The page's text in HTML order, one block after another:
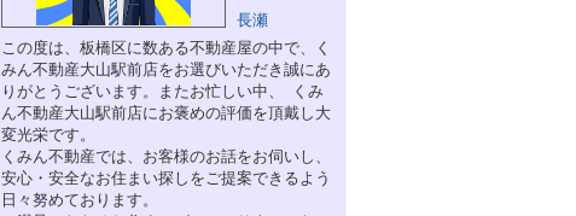
長瀬
この度は、板橋区に数ある不動産屋の中で、く
みん不動産大山駅前店をお選びいただき誠にあ
りがとうございます。またお忙しい中、 くみ
ん不動産大山駅前店にお褒めの評価を頂戴し大
変光栄です。
くみん不動産では、お客様のお話をお伺いし、
安心・安全なお住まい探しをご提案できるよう
日々努めております。